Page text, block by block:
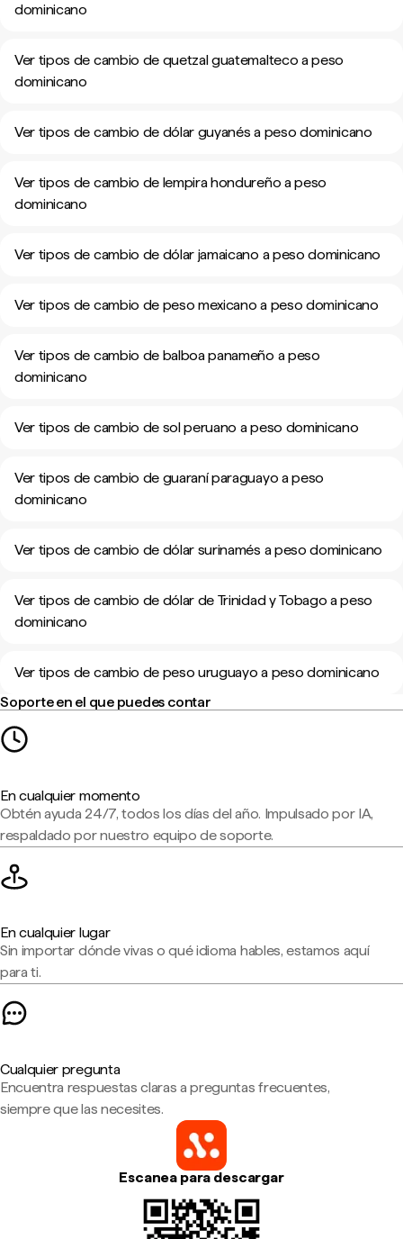
dominicano
Ver tipos de cambio de quetzal guatemalteco a peso
dominicano
Ver tipos de cambio de dólar guyanés a peso dominicano
Ver tipos de cambio de lempira hondureño a peso
dominicano
Ver tipos de cambio de dólar jamaicano a peso dominicano
Ver tipos de cambio de peso mexicano a peso dominicano
Ver tipos de cambio de balboa panameño a peso
dominicano
Ver tipos de cambio de sol peruano a peso dominicano
Ver tipos de cambio de guaraní paraguayo a peso
dominicano
Ver tipos de cambio de dólar surinamés a peso dominicano
Ver tipos de cambio de dólar de Trinidad y Tobago a peso
dominicano
Ver tipos de cambio de peso uruguayo a peso dominicano
Soporte en el que puedes contar
En cualquier momento
Obtén ayuda 24/7, todos los días del año. Impulsado por IA,
respaldado por nuestro equipo de soporte.
En cualquier lugar
Sin importar dónde vivas o qué idioma hables, estamos aquí
para ti.
Cualquier pregunta
Encuentra respuestas claras a preguntas frecuentes,
siempre que las necesites.
Escanea para descargar